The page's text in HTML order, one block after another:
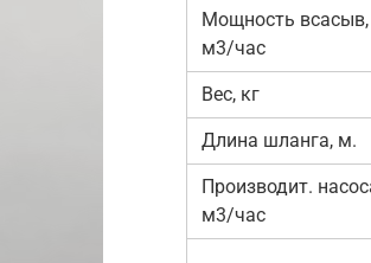
Мощность всасыв,
м3/час
Вес, кг
Длина шланга, м.
Производит.
м3/час